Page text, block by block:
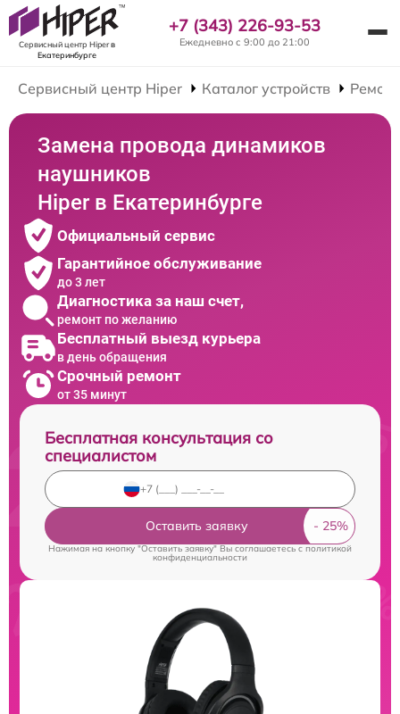
Сервисный центр Hiperв
Екатеринбурге
+7 (343) 226-93-53
Ежедневно с 9:00 до 21:00
Сервисный центр Hiper Каталог устройств
Замена провода динамиков
наушников
Hiper в Екатеринбурге
Официальный сервис
Гарантийное обслуживание
до 3 лет
Диагностика за наш счет,
ремонт по желанию
Бесплатный выезд курьера
в день обращения
Срочный ремонт
от 35 минут
Бесплатная консультация со
специалистом
Оставить заявку
Нажимая на кнопку "Оставить заявку" Вы соглашаетесь cполитикой
конфиденциальности